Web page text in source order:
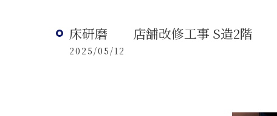
床研磨 店舗改修工事 S造2階
2025/05/12